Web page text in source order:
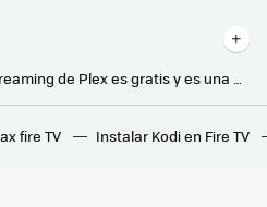
El servicio de música en streaming de Plex es gratis y es una gran alternativa a Spotify ahora que ha subido de precio
'Daredevil: Born Again' es la serie de Disney Plus más vista de lo que llevamos de año. Esa es la única buena noticia
fire TV Instalar Kodi en Fire TV